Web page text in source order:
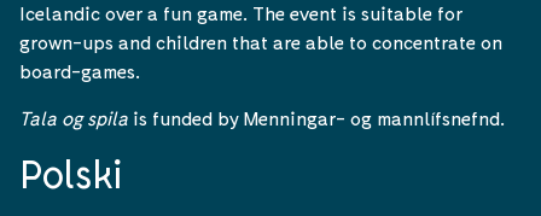
Icelandic over a fun game. The event is suitable for
grown-ups and children that are able to concentrate on
board-games.
Tala og spila is funded by Menningar- og mannlífsnefnd.
Polski